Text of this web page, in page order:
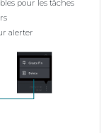
pour les tâches
alerter